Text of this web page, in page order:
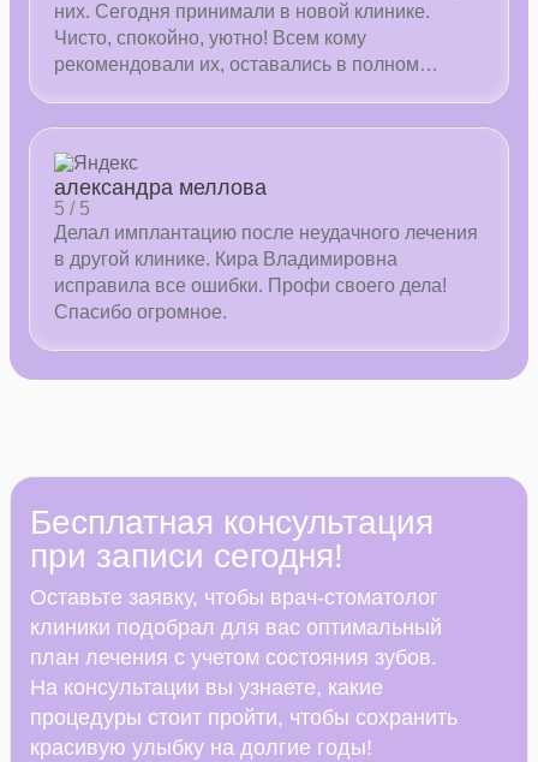
них. Сегодня принимали в новой клинике.
Чисто, спокойно, уютно! Всем кому
рекомендовали их, оставались в полном
александра меллова
5 / 5
Делал имплантацию после неудачного лечения
в другой клинике. Кира Владимировна
исправила все ошибки. Профи своего дела!
Спасибо огромное.
Бесплатная консультация
при записи сегодня!
Оставьте заявку, чтобы врач-стоматолог
клиники подобрал для вас оптимальный
план лечения с учетом состояния зубов.
На консультации вы узнаете, какие
процедуры стоит пройти, чтобы сохранить
красивую улыбку на долгие годы!